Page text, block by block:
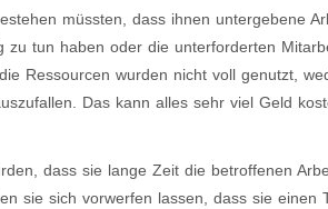
müssten, dass ihnen untergebene
zu tun haben oder die unterforderten
Ressourcen wurden nicht voll genutzt,
Das kann alles sehr viel Geld
dass sie lange Zeit die betroffenen
sie sich vorwerfen lassen, dass sie einen